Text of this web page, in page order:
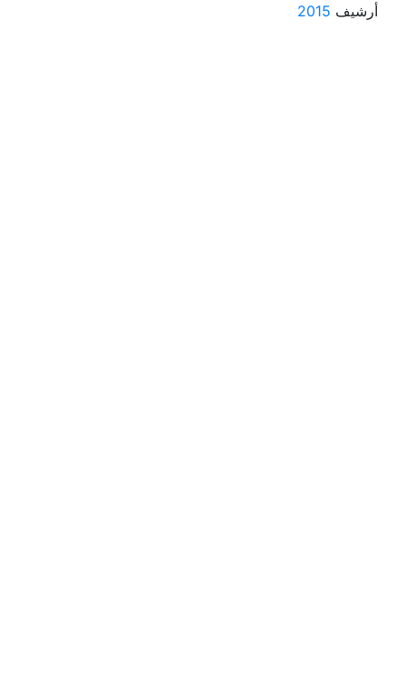
أرشيف 2015